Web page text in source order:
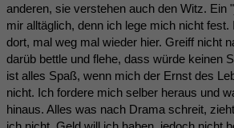
anderen, sie verstehen auch den Witz. Ein
mir alltäglich, denn ich lege mich nicht fest.
dort, mal weg mal wieder hier. Greiff nicht
darüb bettle und flehe, dass würde keinen
ist alles Spaß, wenn mich der Ernst des
nicht. Ich fordere mich selber heraus und
hinaus. Alles was nach Drama schreit,